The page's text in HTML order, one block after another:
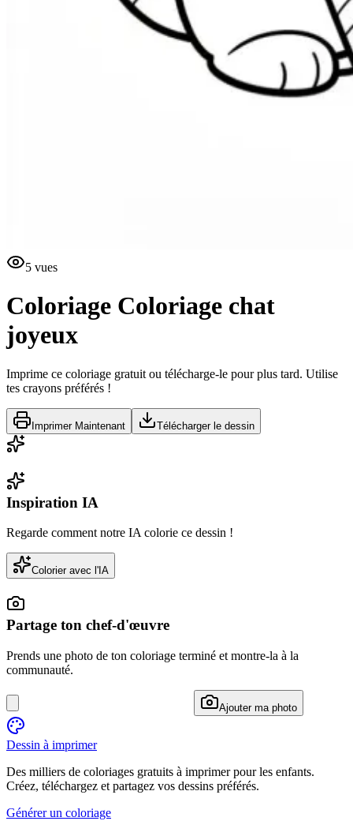
5 vues
Coloriage Coloriage chat
joyeux
Imprime ce coloriage gratuit ou télécharge-le pour plus tard. Utilise
tes crayons préférés !
Imprimer Maintenant Télécharger le dessin
Inspiration IA
Regarde comment notre IA colorie ce dessin !
Colorier avec l'IA
Partage ton chef-d'œuvre
Prends une photo de ton coloriage terminé et montre-la à la
communauté.
Ajouter ma photo
Dessin à imprimer
Des milliers de coloriages gratuits à imprimer pour les enfants.
Créez, téléchargez et partagez vos dessins préférés.
Générer un coloriage